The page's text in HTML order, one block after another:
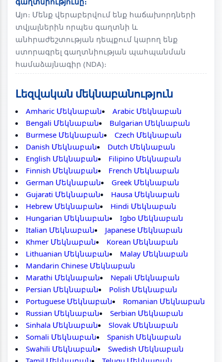
Այո։ Մենք վերաբերվում ենք հաճախորդների
տվյալներին որպես գաղտնի և
անհրաժեշտության դեպքում կարող ենք
ստորագրել գաղտնիության պահպանման
համաձայնագիր (NDA)։
Լեզվական մեկնաբանություն
Amharic Մեկնաբան
Arabic Մեկնաբան
Bengali Մեկնաբան
Bulgarian Մեկնաբան
Burmese Մեկնաբան
Czech Մեկնաբան
Danish Մեկնաբան
Dutch Մեկնաբան
English Մեկնաբան
Filipino Մեկնաբան
Finnish Մեկնաբան
French Մեկնաբան
German Մեկնաբան
Greek Մեկնաբան
Gujarati Մեկնաբան
Hausa Մեկնաբան
Hebrew Մեկնաբան
Hindi Մեկնաբան
Hungarian Մեկնաբան
Igbo Մեկնաբան
Italian Մեկնաբան
Japanese Մեկնաբան
Khmer Մեկնաբան
Korean Մեկնաբան
Lithuanian Մեկնաբան
Malay Մեկնաբան
Mandarin Chinese Մեկնաբան
Marathi Մեկնաբան
Nepali Մեկնաբան
Persian Մեկնաբան
Polish Մեկնաբան
Portuguese Մեկնաբան
Romanian Մեկնաբան
Russian Մեկնաբան
Serbian Մեկնաբան
Sinhala Մեկնաբան
Slovak Մեկնաբան
Somali Մեկնաբան
Spanish Մեկնաբան
Swahili Մեկնաբան
Swedish Մեկնաբան